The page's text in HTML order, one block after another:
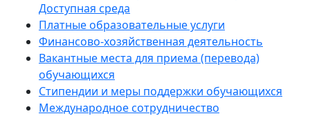
Доступная среда
Платные образовательные услуги
Финансово-хозяйственная деятельность
Вакантные места для приема (перевода)
обучающихся
Стипендии и меры поддержки обучающихся
Международное сотрудничество